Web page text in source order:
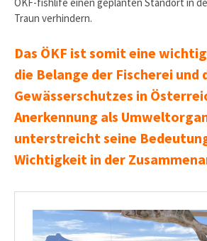
Traun verhindern.
Das ÖKF ist somit eine
die Belange der Fischerei und
Gewässerschutzes in
Anerkennung als
unterstreicht seine
Wichtigkeit in der